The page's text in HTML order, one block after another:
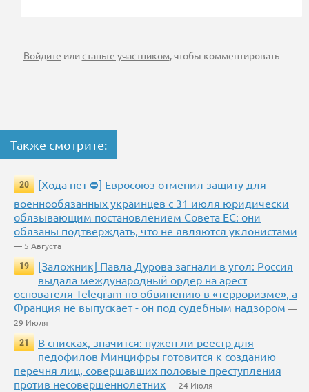
Войдите илистаньте участником, чтобы комментировать
Также смотрите:
20
[Хода нет ⛔] Евросоюз отменил защиту для
военнообязанных украинцев с 31 июля юридически
обязывающим постановлением Совета ЕС: они
обязаны подтверждать, что не являются уклонистами
— 5 Августа
19
[Заложник] Павла Дурова загнали в угол: Россия
выдала международный ордер на арест
основателя Telegram по обвинению в «терроризме», а
Франция не выпускает - он под судебным надзором —
29 Июля
21
В списках, значится: нужен ли реестр для
педофилов Минцифры готовится к созданию
перечня лиц, совершавших половые преступления
против несовершеннолетних — 24 Июля